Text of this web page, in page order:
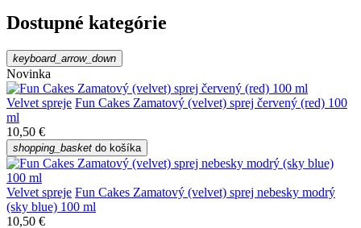
Dostupné kategórie
keyboard_arrow_down
Novinka
Velvet spreje Fun Cakes Zamatový (velvet) sprej červený (red) 100
ml
10,50 €
shopping_basket do košíka
Velvet spreje Fun Cakes Zamatový (velvet) sprej nebesky modrý
(sky blue) 100 ml
10,50 €